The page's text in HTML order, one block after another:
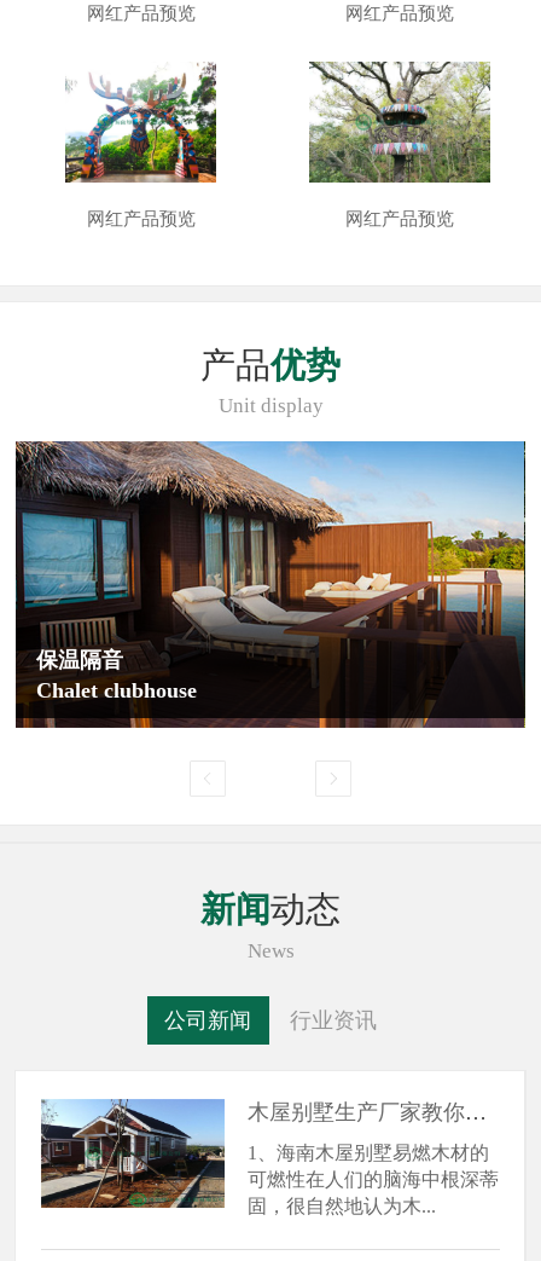
网红产品预览 网红产品预览
网红产品预览 网红产品预览
产品优势
Unit display
保温隔音
Chalet clubhouse
新闻动态
News
公司新闻 行业资讯
木屋别墅生产厂家教你走
出木结构房屋4个认知误区
1、海南木屋别墅易燃木材的
可燃性在人们的脑海中根深蒂
固，很自然地认为木...